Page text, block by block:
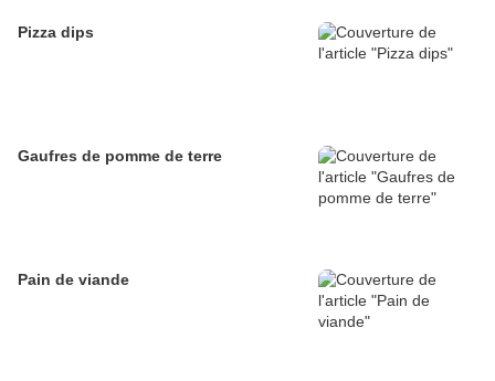
Pizza dips
Gaufres de pomme de terre
Pain de viande